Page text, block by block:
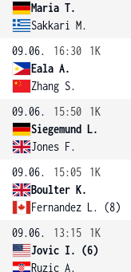
Maria T.
Sakkari M.
09.06.
16:30
1K
Eala A.
Zhang S.
09.06.
15:50
1K
Siegemund L.
Jones F.
09.06.
15:05
1K
Boulter K.
Fernandez L. (8)
09.06.
13:15
1K
Jovic I. (6)
Ruzic A.